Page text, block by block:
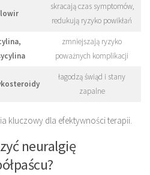
skracają czas symptomów,
redukują ryzyko powikłań
zmniejszają ryzyko
poważnych komplikacji
łagodzą świąd i stany
zapalne
kluczowy dla efektywności terapii.
neuralgię